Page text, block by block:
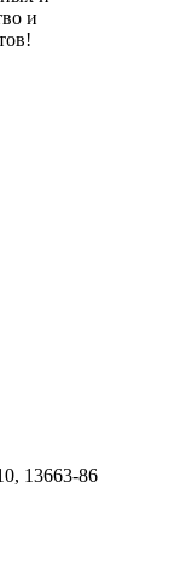
и
13663-86